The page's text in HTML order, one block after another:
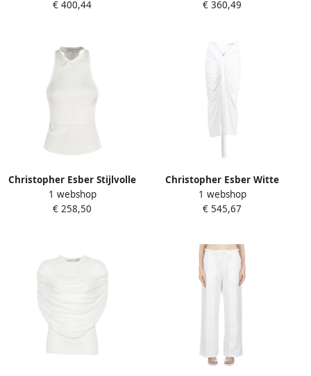
met Zijden Paneel White
€ 400,44
Tule Paneel White Dames
€ 360,49
Christopher Esber Stijlvolle
Fusion Frame Tanktop
White Dames
1 webshop
€ 258,50
Christopher Esber Witte
Split Midi Rok White Dames
1 webshop
€ 545,67